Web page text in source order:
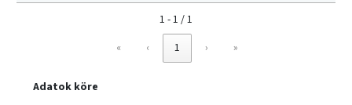
1 - 1 / 1
«
‹ 1 › »
Adatok köre